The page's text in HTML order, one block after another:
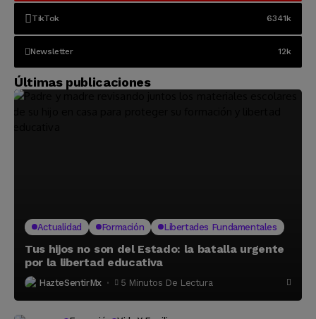
TikTok 6341k
Newsletter 12k
Últimas publicaciones
Actualidad Formación Libertades Fundamentales
Tus hijos no son del Estado: la batalla urgente
por la libertad educativa
HazteSentirMx 5 Minutos De Lectura